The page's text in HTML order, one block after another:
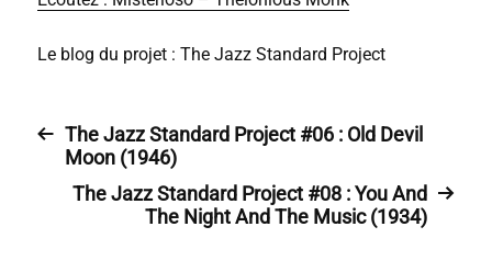
Le blog du projet : The Jazz Standard Project
The Jazz Standard Project #06 : Old Devil
Moon (1946)
The Jazz Standard Project #08 : You And
The Night And The Music (1934)